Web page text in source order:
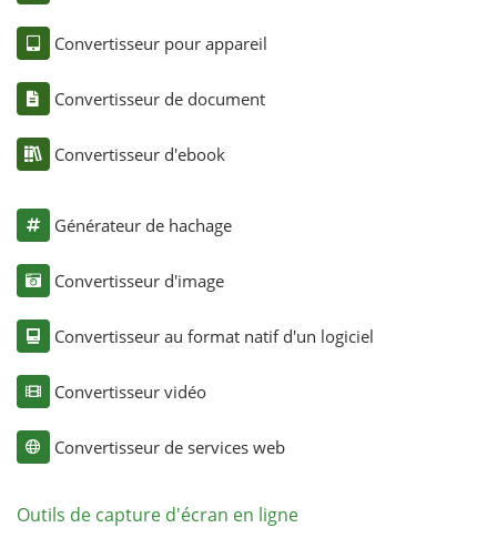
Convertisseur pour appareil
Convertisseur de document
Convertisseur d'ebook
Générateur de hachage
Convertisseur d'image
Convertisseur au format natif d'un logiciel
Convertisseur vidéo
Convertisseur de services web
Outils de capture d'écran en ligne